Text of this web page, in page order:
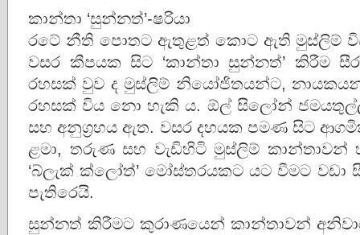
කාන්තා ‘සුන්නත්’-ෂරියා
රටේ නීති පොතට ඇතුළත් කොට ඇති මුස්ලිම්
වසර කීපයක සිට ‘කාන්තා සුන්නත්’ කිරීම
රහසක් වුව ද මුස්ලිම් නියෝජිතයන්ට,
රහසක් විය නො හැකි ය. ඕල් සිලෝන්
සහ අනුග‍්‍රහය ඇත. වසර දහයක පමණ සිට
ළමා, තරුණ සහ වැඩිහිටි මුස්ලිම් කාන්තාවන්
‘බ්ලැක් ක්ලෝත්’ මෝස්තරයකට යට වීමට වඩා
පැතිරෙයි.
සුන්නත් කිරීමට කුරාණයෙන් කාන්තාවන්